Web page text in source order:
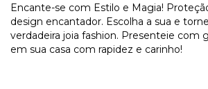
Encante-se com Estilo e Magia!
design encantador. Escolha a sua e
verdadeira joia fashion. Presenteie com
em sua casa com rapidez e carinho!